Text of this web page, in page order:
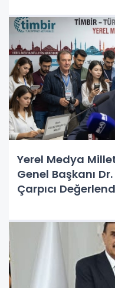
Yerel Medya
Genel Başkanı
Çarpıcı